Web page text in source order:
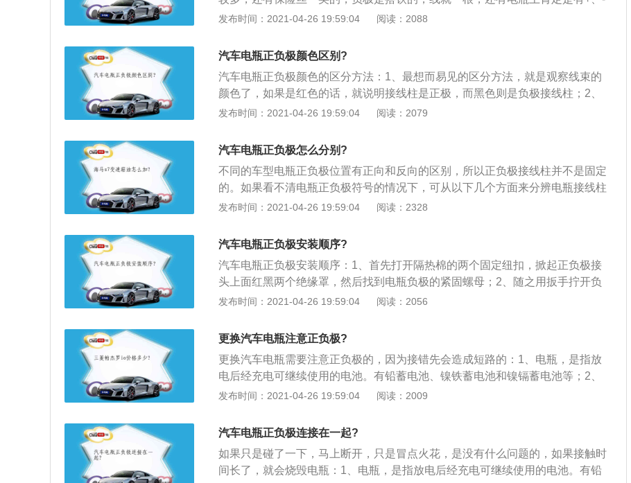
说，在拆除电瓶线的那一瞬间，汽车的电路就无法形成回路了（电瓶不能继续供
电）。
这标志知，如果不清楚好好擦擦，能看见的，一般是电瓶正面，左边是正极，右
面的正负提示看电瓶柱的粗细。粗的是正极回，细的是负极用万用表；3、测量
方法打开直流电压挡，用两表笔连接两个电瓶住，如果上面数据前有“-”号，那
么。红表笔连接的那个为正极，黑表笔连接的为正极。如果数答据没有“-”号，那
么红表笔那个是正极，黑表笔那个是负极。
发布时间：2021-04-26 19:59:04 阅读：2088
汽车电瓶正负极颜色区别?
汽车电瓶正负极颜色的区分方法：1、最想而易见的区分方法，就是观察线束的
颜色了，如果是红色的话，就说明接线柱是正极，而黑色则是负极接线柱；2、
其次，我们和可以查看电瓶上面的标识，通常正极接线柱附近都会有一个\"\"符
为电瓶正极，极柱细的一端为电瓶负极。
发布时间：2021-04-26 19:59:04 阅读：2079
汽车电瓶正负极怎么分别?
不同的车型电瓶正负极位置有正向和反向的区别，所以正负极接线柱并不是固定
的。如果看不清电瓶正负极符号的情况下，可从以下几个方面来分辨电瓶接线柱
的正负极；1、一般电瓶的正极接线处会有一个红色的盖子盖住，而且把盖子打
线柱是没有盖子盖住，如有盖子盖住的车型、一般是黑色的塑料盖；3、除了以
上不同的部分外，电瓶负极的线束是与车身搭铁连接、而正极的接线柱是连接发
动机、波箱控制线束以及发电机和启动机等线束，电瓶正极有一大扎线束固定在
一起、外观上也比较好区分。
发布时间：2021-04-26 19:59:04 阅读：2328
汽车电瓶正负极安装顺序?
汽车电瓶正负极安装顺序：1、首先打开隔热棉的两个固定纽扣，掀起正负极接
头上面红黑两个绝缘罩，然后找到电瓶负极的紧固螺母；2、随之用扳手拧开负
极的紧固螺母，再用一字螺丝刀慢慢撬开紧固块，这时候直接拔出负极接头即
拧开用于固定电瓶锁紧带的螺母，并将锁紧带松开，就可以直接把汽车电瓶取出
来了。
发布时间：2021-04-26 19:59:04 阅读：2056
更换汽车电瓶注意正负极?
更换汽车电瓶需要注意正负极的，因为接错先会造成短路的：1、电瓶，是指放
电后经充电可继续使用的电池。有铅蓄电池、镍铁蓄电池和镍镉蓄电池等；2、
铅蓄电池的正极是二氧化铅，负极是铅，电解质是稀硫酸溶液。放电（使用）
电；3、用外电源充电时，可使电极和溶液恢复原状，经充电后便可继续使用。
发布时间：2021-04-26 19:59:04 阅读：2009
汽车电瓶正负极连接在一起?
如果只是碰了一下，马上断开，只是冒点火花，是没有什么问题的，如果接触时
间长了，就会烧毁电瓶：1、电瓶，是指放电后经充电可继续使用的电池。有铅